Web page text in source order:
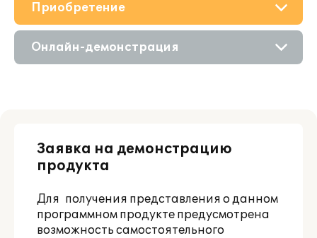
О решении
Приобретение
Партнерам
Приобретение у партнера
Онлайн-демонстрация
Заявка на демонстрацию
продукта
Для получения представления о данном
программном продукте предусмотрена
возможность самостоятельного